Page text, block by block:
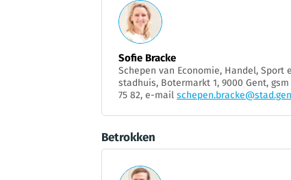
Sofie Bracke
Schepen van Economie, Handel, Sport
stadhuis, Botermarkt 1, 9000 Gent, gsm
75 82, e-mail
Betrokken